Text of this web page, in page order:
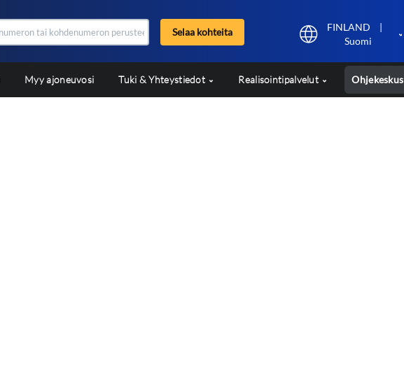
Selaa kohteita FINLAND
|
Suomi
Myy ajoneuvosi Tuki & Yhteystiedot Realisointipalvelut Ohjekeskus